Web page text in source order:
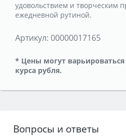
удовольствием и творческим
ежедневной рутиной.
Артикул: 00000017165
* Цены могут
курса рубля.
Вопросы и ответы